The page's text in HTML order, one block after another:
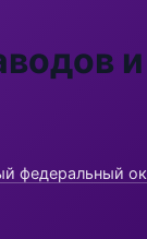
и
федеральный